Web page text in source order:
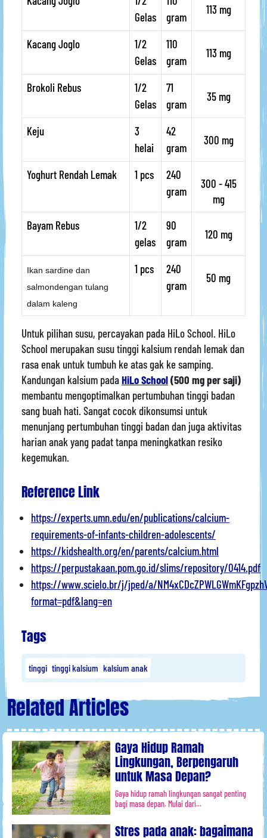
Gelas
gram
113 mg
Kacang Joglo
1/2
Gelas
110
gram
113 mg
Brokoli Rebus
1/2
Gelas
71
gram
35 mg
Keju
3
helai
42
gram
300 mg
Yoghurt Rendah Lemak 1 pcs
240
gram
300 - 415
mg
Bayam Rebus
1/2
gelas
90
gram
120 mg
Ikan sardine dan
salmondengan tulang
dalam kaleng
1 pcs
240
gram
50 mg
Untuk pilihan susu, percayakan pada HiLo School. HiLo
School merupakan susu tinggi kalsium rendah lemak dan
rasa enak untuk tumbuh ke atas gak ke samping.
Kandungan kalsium padaHiLo School(500 mg per saji)
membantu mengoptimalkan pertumbuhan tinggi badan
sang buah hati. Sangat cocok dikonsumsi untuk
menunjang pertumbuhan tinggi badan dan juga aktivitas
harian anak yang padat tanpa meningkatkan resiko
kegemukan.
Reference Link
https://experts.umn.edu/en/publications/calcium-
requirements-of-infants-children-adolescents/
https://kidshealth.org/en/parents/calcium.html
https://perpustakaan.pom.go.id/slims/repository/0414.pdf
https://www.scielo.br/j/jped/a/
format=pdf&lang=en
Tags
tinggi tinggi kalsium kalsium anak
Related Articles
Gaya Hidup Ramah
Lingkungan, Berpengaruh
untuk Masa Depan?
Gaya hidup ramah lingkungan sangat penting
bagi masa depan. Mulai dari...
Stres pada anak: bagaimana